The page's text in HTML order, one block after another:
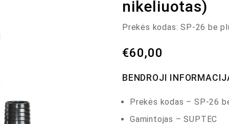
nikeliuotas)
Prekės kodas: SP-26 be
€60,00
BENDROJI
Prekės kodas – SP-26
Gamintojas – SUPTEC